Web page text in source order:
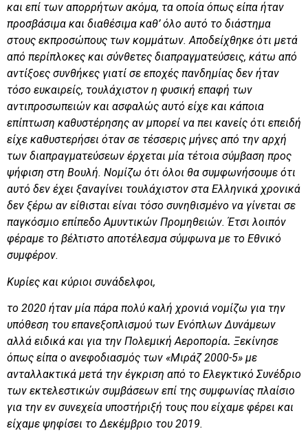
και επί των απορρήτων ακόμα, τα οποία όπως είπα ήταν
προσβάσιμα και διαθέσιμα καθ’ όλο αυτό το διάστημα
στους εκπροσώπους των κομμάτων. Αποδείχθηκε ότι μετά
από περίπλοκες και σύνθετες διαπραγματεύσεις, κάτω από
αντίξοες συνθήκες γιατί σε εποχές πανδημίας δεν ήταν
τόσο ευκαιρείς, τουλάχιστον η φυσική επαφή των
αντιπροσωπειών και ασφαλώς αυτό είχε και κάποια
επίπτωση καθυστέρησης αν μπορεί να πει κανείς ότι επειδή
είχε καθυστερήσει όταν σε τέσσερις μήνες από την αρχή
των διαπραγματεύσεων έρχεται μία τέτοια σύμβαση προς
ψήφιση στη Βουλή. Νομίζω ότι όλοι θα συμφωνήσουμε ότι
αυτό δεν έχει ξαναγίνει τουλάχιστον στα Ελληνικά χρονικά
δεν ξέρω αν είθισται είναι τόσο συνηθισμένο να γίνεται σε
παγκόσμιο επίπεδο Αμυντικών Προμηθειών. Έτσι λοιπόν
φέραμε το βέλτιστο αποτέλεσμα σύμφωνα με το Εθνικό
συμφέρον.
Κυρίες και κύριοι συνάδελφοι,
το 2020 ήταν μία πάρα πολύ καλή χρονιά νομίζω για την
υπόθεση του επανεξοπλισμού των Ενόπλων Δυνάμεων
αλλά ειδικά και για την Πολεμική Αεροπορία. Ξεκίνησε
όπως είπα ο ανεφοδιασμός των «Μιράζ 2000-5» με
ανταλλακτικά μετά την έγκριση από το Ελεγκτικό Συνέδριο
των εκτελεστικών συμβάσεων επί της συμφωνίας πλαίσιο
για την εν συνεχεία υποστήριξή τους που είχαμε φέρει και
είχαμε ψηφίσει το Δεκέμβριο του 2019.